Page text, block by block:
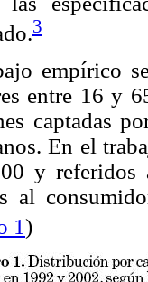
3
empírico
entre 16 y
captadas
En el
y referidos
al
1)